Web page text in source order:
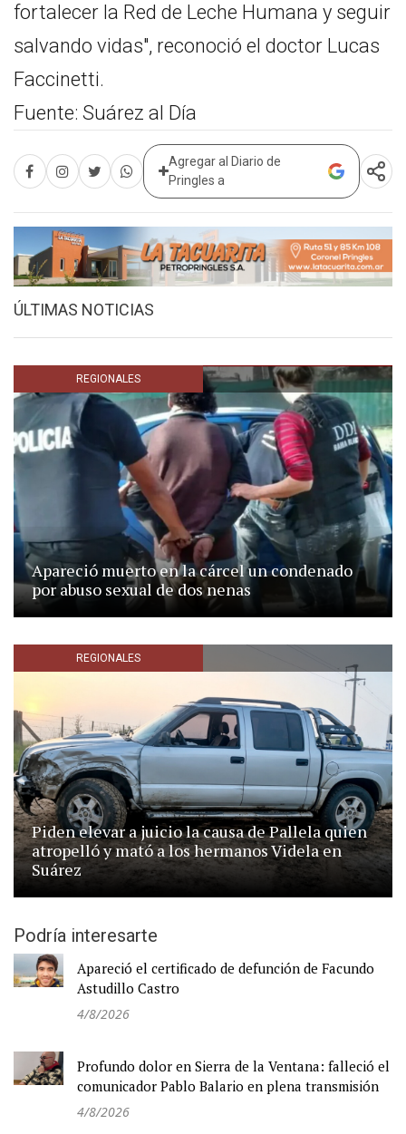
fortalecer la Red de Leche Humana y seguir
salvando vidas", reconoció el doctor Lucas
Faccinetti.
Fuente: Suárez al Día
Agregar al Diario de
Pringles a
ÚLTIMAS NOTICIAS
REGIONALES
Apareció muerto en la cárcel un condenado
por abuso sexual de dos nenas
REGIONALES
Piden elevar a juicio la causa de Pallela quien
atropelló y mató a los hermanos Videla en
Suárez
Podría interesarte
Apareció el certificado de defunción de Facundo
Astudillo Castro
4/8/2026
Profundo dolor en Sierra de la Ventana: falleció el
comunicador Pablo Balario en plena transmisión
4/8/2026